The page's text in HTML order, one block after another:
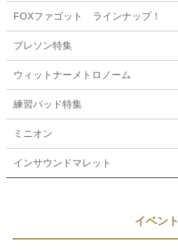
FOXファゴット ラインナップ！
プレソン特集
ウィットナーメトロノーム
練習パッド特集
ミニオン
インサウンドマレット
イベント